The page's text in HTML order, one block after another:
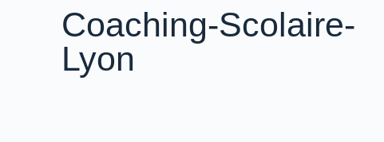
Coaching-Scolaire-
Lyon